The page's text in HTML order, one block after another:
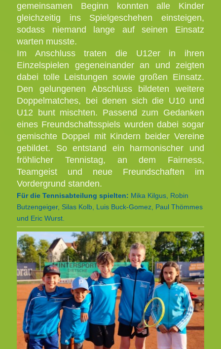
gemeinsamen Beginn konnten alle Kinder
gleichzeitig ins Spielgeschehen einsteigen,
sodass niemand lange auf seinen Einsatz
warten musste.
Im Anschluss traten die U12er in ihren
Einzelspielen gegeneinander an und zeigten
dabei tolle Leistungen sowie großen Einsatz.
Den gelungenen Abschluss bildeten weitere
Doppelmatches, bei denen sich die U10 und
U12 bunt mischten. Passend zum Gedanken
eines Freundschaftsspiels wurden dabei sogar
gemischte Doppel mit Kindern beider Vereine
gebildet. So entstand ein harmonischer und
fröhlicher Tennistag, an dem Fairness,
Teamgeist und neue Freundschaften im
Vordergrund standen.
Für die Tennisabteilung spielten: Mika Kilgus, Robin
Butzengeiger, Silas Kolb, Luis Buck-Gomez, Paul Thömmes
und Eric Wurst.